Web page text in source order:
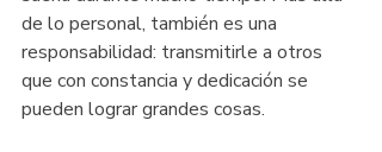
de lo personal, también es una
responsabilidad: transmitirle a otros
que con constancia y dedicación se
pueden lograr grandes cosas.